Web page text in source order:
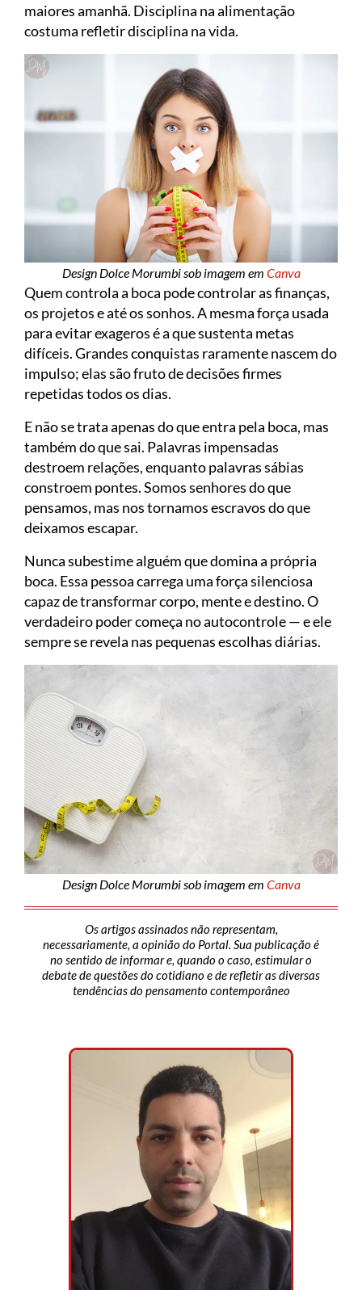
maiores amanhã. Disciplina na alimentação
costuma refletir disciplina na vida.
Design Dolce Morumbi sob imagem em Canva
Quem controla a boca pode controlar as finanças,
os projetos e até os sonhos. A mesma força usada
para evitar exageros é a que sustenta metas
difíceis. Grandes conquistas raramente nascem do
impulso; elas são fruto de decisões firmes
repetidas todos os dias.
E não se trata apenas do que entra pela boca, mas
também do que sai. Palavras impensadas
destroem relações, enquanto palavras sábias
constroem pontes. Somos senhores do que
pensamos, mas nos tornamos escravos do que
deixamos escapar.
Nunca subestime alguém que domina a própria
boca. Essa pessoa carrega uma força silenciosa
capaz de transformar corpo, mente e destino. O
verdadeiro poder começa no autocontrole — e ele
sempre se revela nas pequenas escolhas diárias.
Design Dolce Morumbi sob imagem em Canva
Os artigos assinados não representam,
necessariamente, a opinião do Portal. Sua publicação é
no sentido de informar e, quando o caso, estimular o
debate de questões do cotidiano e de refletir as diversas
tendências do pensamento contemporâneo